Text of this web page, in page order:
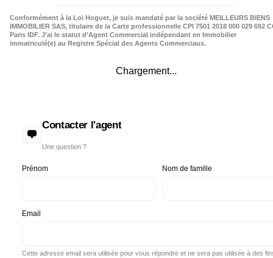
Conformément à la Loi Hoguet, je suis mandaté par la société MEILLEURS BIENS
IMMOBILIER SAS, titulaire de la Carte professionnelle CPI 7501 2018 000 029 692
Paris IDF. J’ai le statut d’Agent Commercial indépendant en Immobilier
immatriculé(e) au Registre Spécial des Agents Commerciaux.
Chargement...
Contacter l'agent
Une question ?
Prénom Nom de famille
Email
Cette adresse email sera utilisée pour vous répondre et ne sera pas utilisée à des